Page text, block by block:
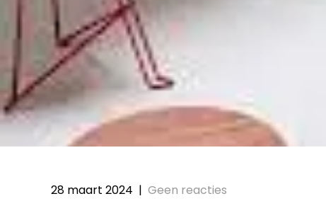
28 maart 2024 | Geen reacties